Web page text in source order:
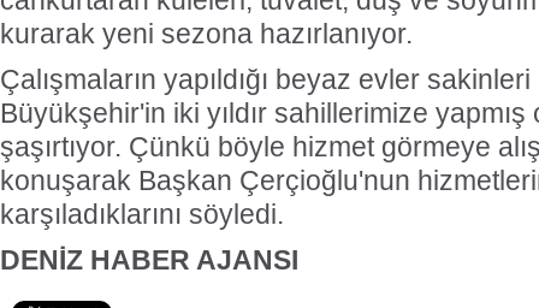
kurarak yeni sezona hazırlanıyor.
Çalışmaların yapıldığı beyaz evler
Büyükşehir'in iki yıldır sahillerimize
şaşırtıyor. Çünkü böyle hizmet görmeye
konuşarak Başkan Çerçioğlu'nun
karşıladıklarını söyledi.
DENİZ HABER AJANSI